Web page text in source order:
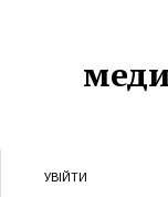
Перейти до
Перейти в головне
Перейти на нижній
УВІЙТИ